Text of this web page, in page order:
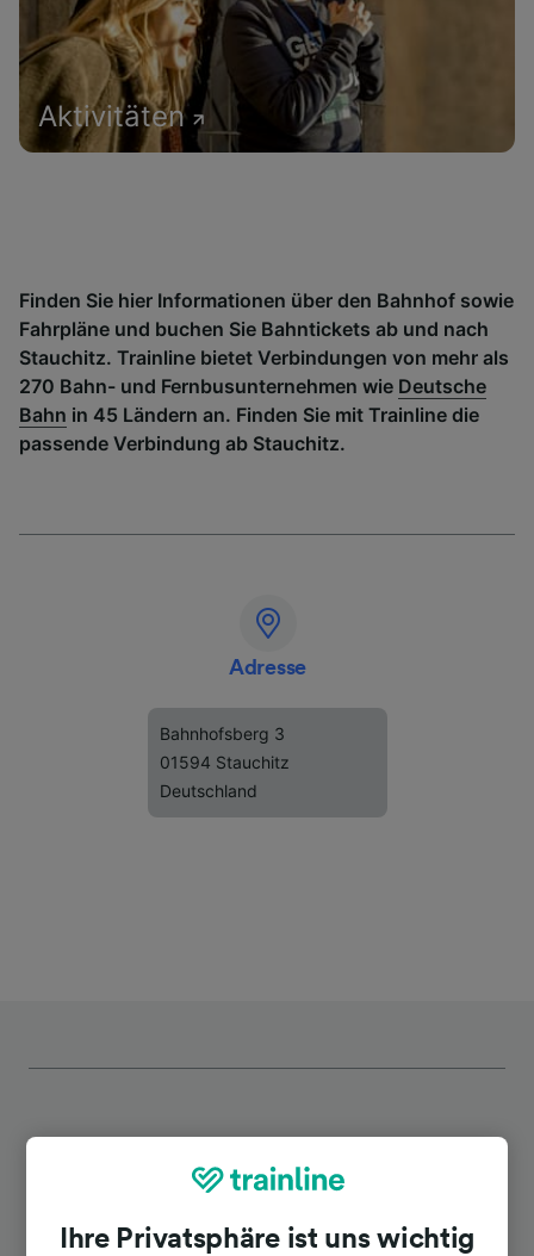
Aktivitäten
Finden Sie hier Informationen über den Bahnhof sowie
Fahrpläne und buchen Sie Bahntickets ab und nach
Stauchitz. Trainline bietet Verbindungen von mehr als
270 Bahn- und Fernbusunternehmen wie Deutsche
Bahn in 45 Ländern an. Finden Sie mit Trainline die
passende Verbindung ab Stauchitz.
Adresse
Bahnhofsberg 3
01594 Stauchitz
Deutschland
Top Strecken ab Stauchitz
Ihre Privatsphäre ist uns wichtig